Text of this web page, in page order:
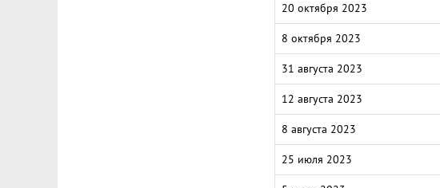
20 октября 2023
8 октября 2023
31 августа 2023
12 августа 2023
8 августа 2023
25 июля 2023